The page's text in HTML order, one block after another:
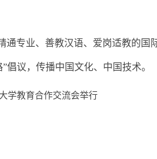
专业、善教汉语、爱岗适教的国
倡议，传播中国文化、中国技术。
学教育合作交流会举行